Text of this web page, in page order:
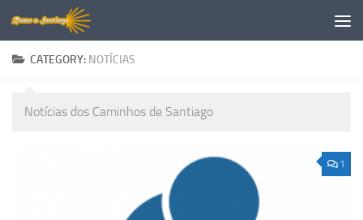
Skip to content
CATEGORY: NOTÍCIAS
Notícias dos Caminhos de Santiago
1